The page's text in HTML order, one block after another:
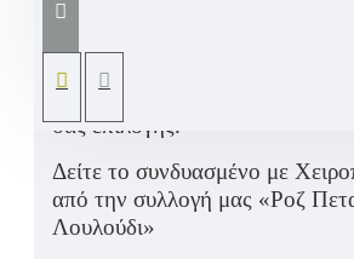
Χειροποίητο Μαρτυρικό
μεταλλική πεταλουδίτσα σε
μωβ και του λευκού ή σε
σας επιλογής.
Δείτε το συνδυασμένο με
από την συλλογή μας «Ροζ
Λουλούδι»